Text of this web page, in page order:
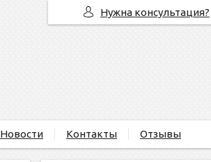
Новости Контакты Отзывы
Нужна консультация?